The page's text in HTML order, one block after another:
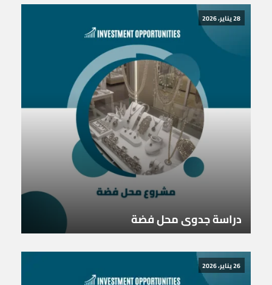
28 يناير، 2026
دراسة جدوى محل فضة
26 يناير، 2026